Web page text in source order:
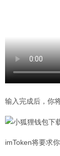
输入完成后，你
imToken将要求